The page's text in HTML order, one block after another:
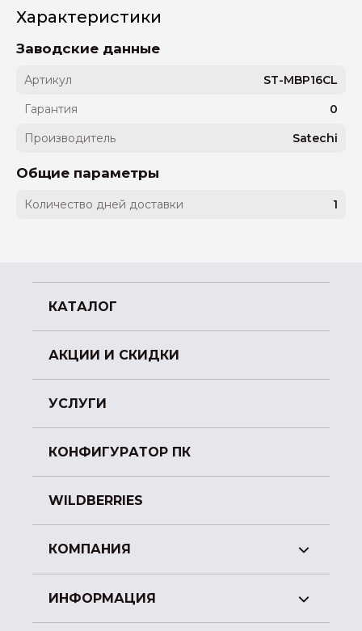
Характеристики
Заводские данные
Артикул
ST-MBP16CL
Гарантия
0
Производитель
Satechi
Общие параметры
Количество дней доставки 1
КАТАЛОГ
АКЦИИ И СКИДКИ
УСЛУГИ
КОНФИГУРАТОР ПК
WILDBERRIES
КОМПАНИЯ
ИНФОРМАЦИЯ